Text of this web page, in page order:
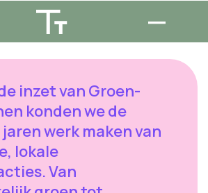
inzet van Groen-
konden we de
werk maken van
lokale
Van